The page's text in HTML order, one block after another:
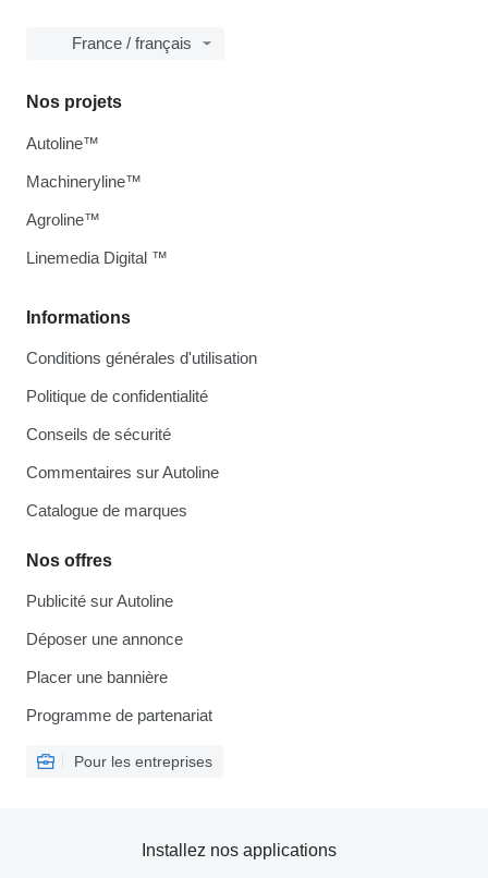
France / français
Informations
Conditions générales d'utilisation
Politique de confidentialité
Conseils de sécurité
Commentaires sur Autoline
Catalogue de marques
Nos offres
Publicité sur Autoline
Déposer une annonce
Placer une bannière
Programme de partenariat
Pour les entreprises
Nos projets
Autoline™
Machineryline™
Agroline™
Linemedia Digital ™
Installez nos applications